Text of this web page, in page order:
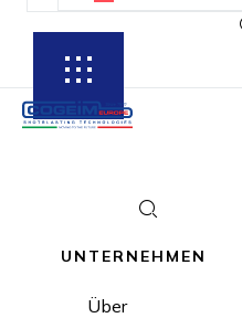
UNTERNEHMEN
Über